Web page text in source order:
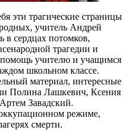
эти трагические страницы
учитель Андрей
в сердцах потомков,
трагедии и
помощь учителю и учащимся
школьном классе.
материал, интересные
Полина Лашкевич, Ксения
Завадский.
режиме,
смерти.